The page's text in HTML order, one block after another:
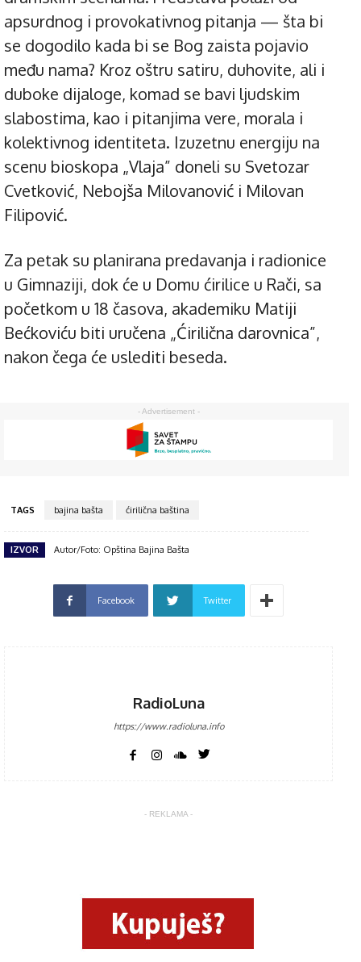
apsurdnog i provokativnog pitanja — šta bi
se dogodilo kada bi se Bog zaista pojavio
među nama? Kroz oštru satiru, duhovite, ali i
duboke dijaloge, komad se bavi ljudskim
slabostima, kao i pitanjima vere, morala i
kolektivnog identiteta. Izuzetnu energiju na
scenu bioskopa „Vlaja” doneli su Svetozar
Cvetković, Nebojša Milovanović i Milovan
Filipović.
Za petak su planirana predavanja i radionice
u Gimnaziji, dok će u Domu ćirilice u Rači, sa
početkom u 18 časova, akademiku Matiji
Bećkoviću biti uručena „Ćirilična darovnica”,
nakon čega će uslediti beseda.
- Advertisement -
TAGS bajina bašta ćirilična baština
IZVOR Autor/Foto: Opština Bajina Bašta
Facebook Twitter
RadioLuna
https://www.radioluna.info
- REKLAMA -